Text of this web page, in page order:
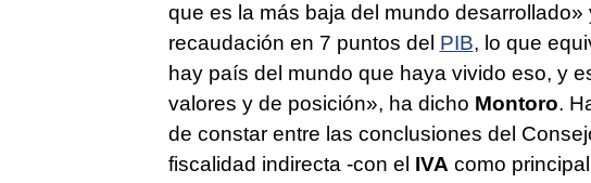
que es la más baja del mundo
recaudación en 7 puntos del PIB, lo que
hay país del mundo que haya vivido eso, y
valores y de posición», ha dicho Montoro.
de constar entre las conclusiones del
fiscalidad indirecta -con el IVA como